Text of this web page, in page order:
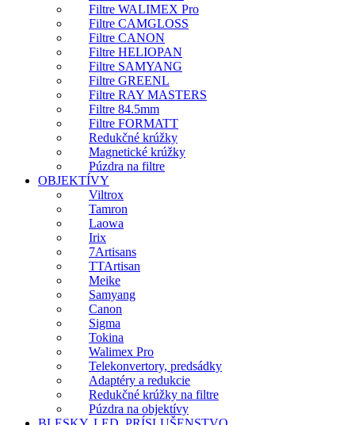
Filtre WALIMEX Pro
Filtre CAMGLOSS
Filtre CANON
Filtre HELIOPAN
Filtre SAMYANG
Filtre GREENL
Filtre RAY MASTERS
Filtre 84.5mm
Filtre FORMATT
Redukčné krúžky
Magnetické krúžky
Púzdra na filtre
OBJEKTÍVY
Viltrox
Tamron
Laowa
Irix
7Artisans
TTArtisan
Meike
Samyang
Canon
Sigma
Tokina
Walimex Pro
Telekonvertory, predsádky
Adaptéry a redukcie
Redukčné krúžky na filtre
Púzdra na objektívy